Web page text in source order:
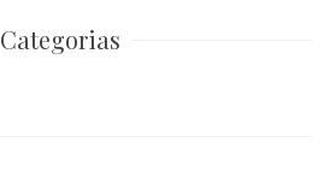
Categorias